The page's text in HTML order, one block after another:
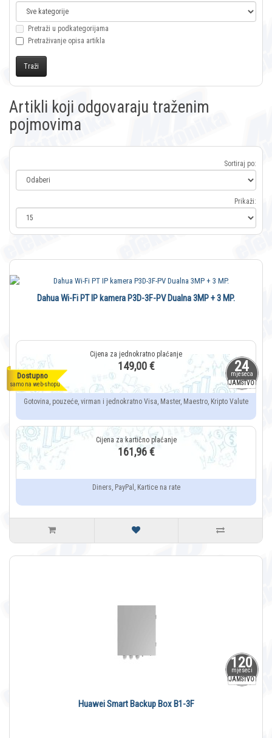
Pretraži u podkategorijama
Pretraživanje opisa artikla
Artikli koji odgovaraju traženim
pojmovima
Sortiraj po:
Prikaži:
24
mjeseca
JAMSTVO
Dostupno
samo na web-shopu
Dahua Wi-Fi PT IP kamera P3D-3F-PV Dualna 3MP + 3 MP.
149,00 €
Gotovina, pouzeće, virman i jednokratno Visa, Master, Maestro, Kripto Valute
161,96 €
Diners, PayPal, Kartice na rate
120
mjeseci
JAMSTVO
Huawei Smart Backup Box B1-3F